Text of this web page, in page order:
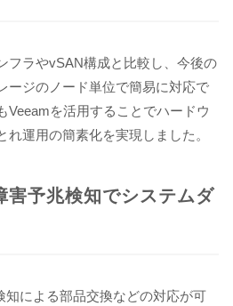
フラやvSAN構成と比較し、今後の
ージのノード単位で簡易に対応で
Veeamを活用することでハードウ
運用の簡素化を実現しました。
予兆検知でシステムダ
知による部品交換などの対応が可